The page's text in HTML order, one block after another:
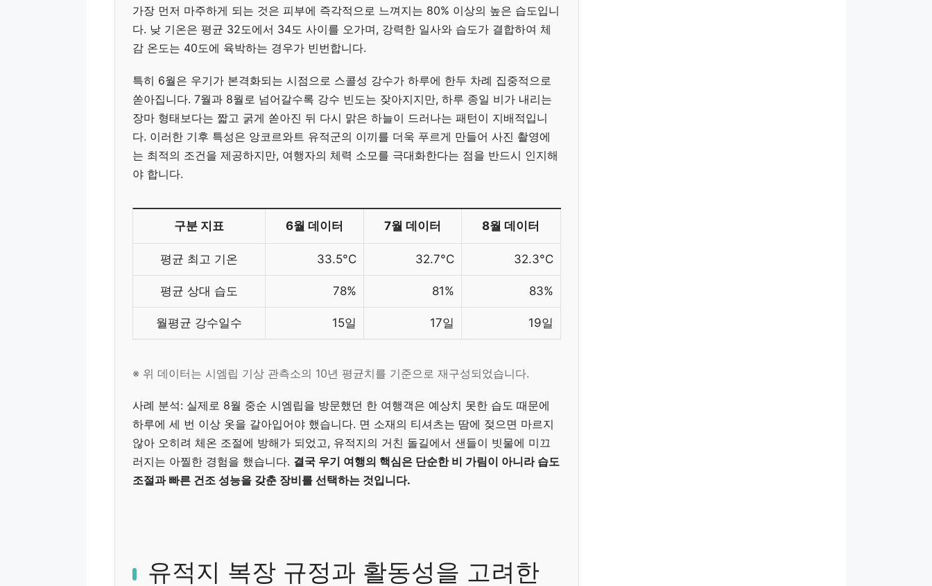
가장 먼저 마주하게 되는 것은 피부에 즉각적으로 느껴지는 80% 이상의 높은 습도입니
다. 낮 기온은 평균 32도에서 34도 사이를 오가며, 강력한 일사와 습도가 결합하여 체
감 온도는 40도에 육박하는 경우가 빈번합니다.
특히 6월은 우기가 본격화되는 시점으로 스콜성 강수가 하루에 한두 차례 집중적으로
쏟아집니다. 7월과 8월로 넘어갈수록 강수 빈도는 잦아지지만, 하루 종일 비가 내리는
장마 형태보다는 짧고 굵게 쏟아진 뒤 다시 맑은 하늘이 드러나는 패턴이 지배적입니
다. 이러한 기후 특성은 앙코르와트 유적군의 이끼를 더욱 푸르게 만들어 사진 촬영에
는 최적의 조건을 제공하지만, 여행자의 체력 소모를 극대화한다는 점을 반드시 인지해
야 합니다.
구분 지표 6월 데이터 7월 데이터 8월 데이터
평균 최고 기온 33.5°C 32.7°C 32.3°C
평균 상대 습도 78% 81% 83%
월평균 강수일수 15일 17일 19일
※ 위 데이터는 시엠립 기상 관측소의 10년 평균치를 기준으로 재구성되었습니다.
사례 분석: 실제로 8월 중순 시엠립을 방문했던 한 여행객은 예상치 못한 습도 때문에
하루에 세 번 이상 옷을 갈아입어야 했습니다. 면 소재의 티셔츠는 땀에 젖으면 마르지
않아 오히려 체온 조절에 방해가 되었고, 유적지의 거친 돌길에서 샌들이 빗물에 미끄
러지는 아찔한 경험을 했습니다. 결국 우기 여행의 핵심은 단순한 비 가림이 아니라 습도
조절과 빠른 건조 성능을 갖춘 장비를 선택하는 것입니다.
유적지 복장 규정과 활동성을 고려한